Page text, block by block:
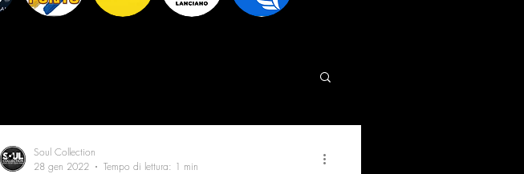
Soul Collection
28 gen 2022
Tempo di lettura: 1 min